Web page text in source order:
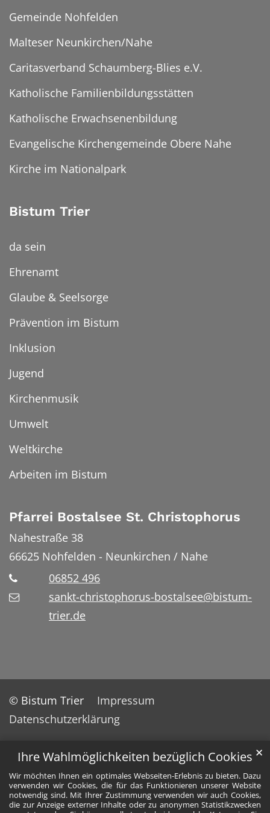
Ihre Wahlmöglichkeiten bezüglich Cookies
Wir möchten Ihnen ein optimales Webseiten-Erlebnis zu bieten. Dazu
verwenden wir Cookies, die für das Funktionieren unserer Website
notwendig sind. Mit Ihrer Zustimmung verwenden wir auch Cookies,
die zur Anzeige externer Inhalte oder zu anonymen Statistikzwecken
✕
Gemeinde Nohfelden
Malteser Neunkirchen/Nahe
Caritasverband Schaumberg-Blies e.V.
Katholische Familienbildungsstätten
Katholische Erwachsenenbildung
Evangelische Kirchengemeinde Obere Nahe
Kirche im Nationalpark
Bistum Trier
da sein
Ehrenamt
Glaube & Seelsorge
Prävention im Bistum
Inklusion
Jugend
Kirchenmusik
Umwelt
Weltkirche
Arbeiten im Bistum
Pfarrei Bostalsee St. Christophorus
Nahestraße 38
66625 Nohfelden - Neunkirchen / Nahe
06852 496
sankt-christophorus-bostalsee@bistum-
trier.de
© Bistum Trier
Impressum
Datenschutzerklärung